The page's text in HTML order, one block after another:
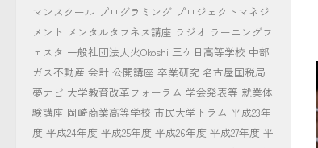
マンスクール プログラミング プロジェクトマネジ
メント メンタルタフネス講座 ラジオ ラーニングフ
ェスタ 一般社団法人火Okoshi 三ケ日高等学校 中部
ガス不動産 会計 公開講座 卒業研究 名古屋国税局
夢ナビ 大学教育改革フォーラム 学会発表等 就業体
験講座 岡崎商業高等学校 市民大学トラム 平成23年
度 平成24年度 平成25年度 平成26年度 平成27年度 平